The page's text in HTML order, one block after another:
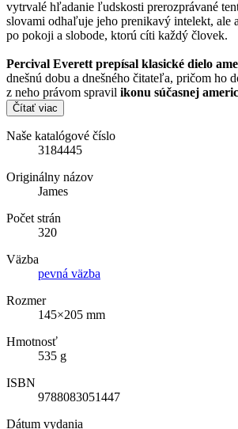
vytrvalé hľadanie ľudskosti prerozprávané
slovami odhaľuje jeho prenikavý intelekt, ale
po pokoji a slobode, ktorú cíti každý človek.
Percival Everett prepísal klasické dielo
dnešnú dobu a dnešného čitateľa, pričom ho
z neho právom spravil ikonu súčasnej
Čítať viac
Naše katalógové číslo
3184445
Originálny názov
James
Počet strán
320
Väzba
pevná väzba
Rozmer
145×205 mm
Hmotnosť
535 g
ISBN
9788083051447
Dátum vydania